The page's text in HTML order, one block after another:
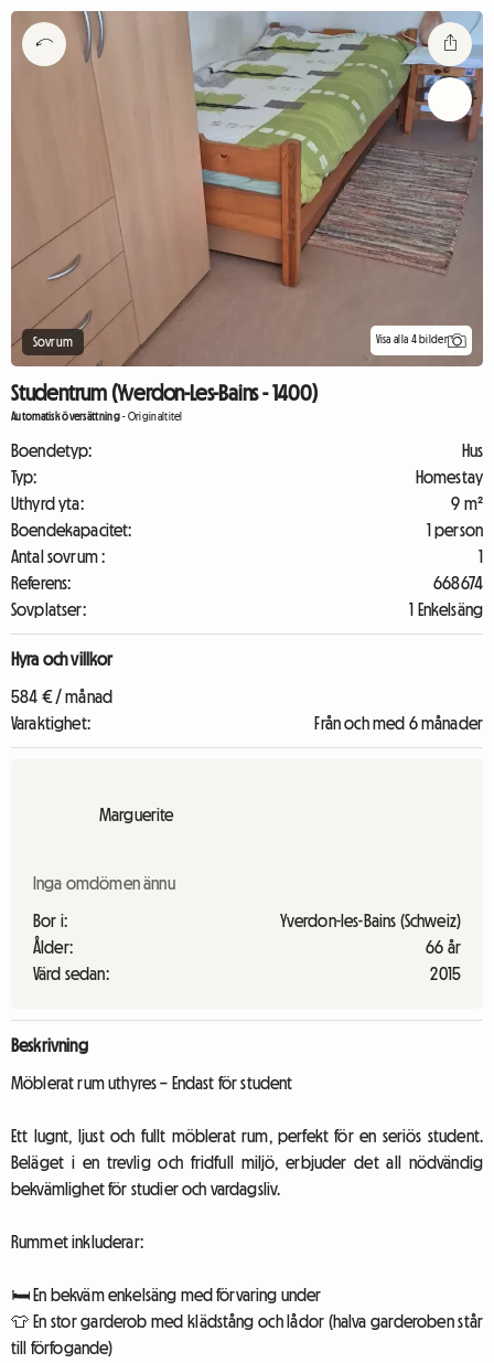
Sovrum Visa alla 4 bilder
Studentrum (Yverdon-Les-Bains - 1400)
Automatisk översättning-Originaltitel
Boendetyp:
Hus
Typ:
Homestay
Uthyrd yta:
9 m²
Boendekapacitet:
1 person
Antal sovrum :
1
Referens:
668674
Sovplatser:
1 Enkelsäng
Hyra och villkor
584 € / månad
Varaktighet:
Från och med 6 månader
Marguerite
Inga omdömen ännu
Bor i:
Yverdon-les-Bains (Schweiz)
Ålder:
66 år
Värd sedan:
2015
Beskrivning
Möblerat rum uthyres – Endast för student
Ett lugnt, ljust och fullt möblerat rum, perfekt för en seriös student.
Beläget i en trevlig och fridfull miljö, erbjuder det all nödvändig
bekvämlighet för studier och vardagsliv.
Rummet inkluderar:
🛏️ En bekväm enkelsäng med förvaring under
👕 En stor garderob med klädstång och lådor (halva garderoben står
till förfogande)